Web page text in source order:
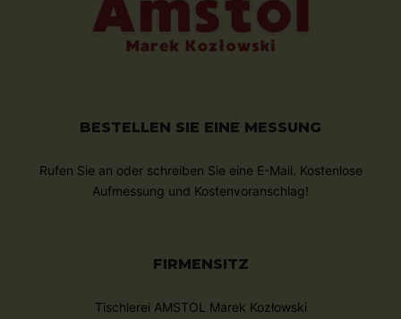
BESTELLEN SIE EINE MESSUNG
Rufen Sie an oder schreiben Sie eine E-Mail. Kostenlose
Aufmessung und Kostenvoranschlag!
FIRMENSITZ
Tischlerei AMSTOL Marek Kozłowski